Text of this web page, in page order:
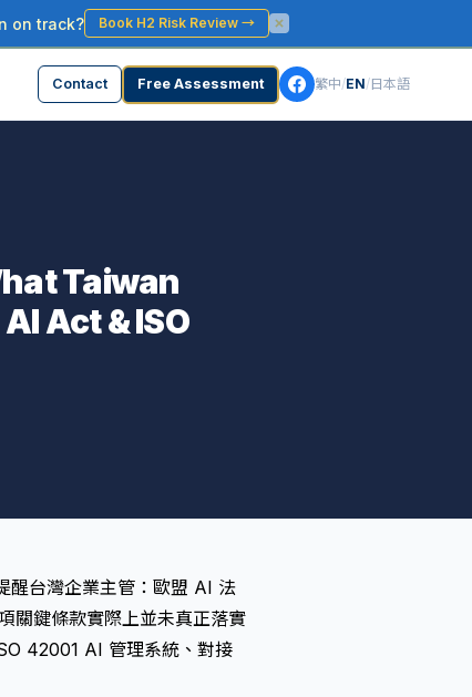
on track? Book H2 Risk Review→
Contact Free Assessment 繁中/EN/日本語
Taiwan
Act & ISO
台灣企業主管：歐盟 AI 法
關鍵條款實際上並未真正落實
42001 AI 管理系統、對接